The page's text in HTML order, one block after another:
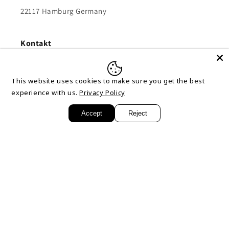
22117 Hamburg Germany
Kontakt
info@aoi-solutions.com
This website uses cookies to make sure you get the best
experience with us. Privacy Policy
Accept Reject